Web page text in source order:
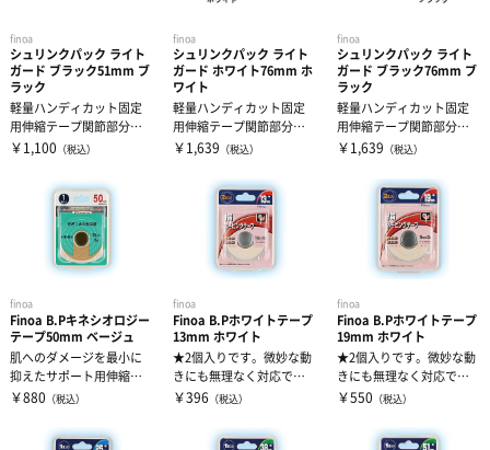
finoa
シュリンクパック ライト
ガード ブラック51mm ブ
ラック
軽量ハンディカット固定
用伸縮テープ関節部分か
ら筋肉まで、様々な部位
￥1,100 （税込）
finoa
シュリンクパック ライト
ガード ホワイト76mm ホ
ワイト
軽量ハンディカット固定
用伸縮テープ関節部分か
ら筋肉まで、様々な部位
￥1,639 （税込）
finoa
シュリンクパック ライト
ガード ブラック76mm ブ
ラック
軽量ハンディカット固定
用伸縮テープ関節部分か
ら筋肉まで、様々な部位
￥1,639 （税込）
finoa
Finoa B.Pキネシオロジー
テープ50mm ベージュ
肌へのダメージを最小に
抑えたサポート用伸縮テ
ープ。アクリル系の粘着
￥880 （税込）
finoa
Finoa B.Pホワイトテープ
13mm ホワイト
★2個入りです。微妙な動
きにも無理なく対応でき
る粘着性としなやかさを
￥396 （税込）
finoa
Finoa B.Pホワイトテープ
19mm ホワイト
★2個入りです。微妙な動
きにも無理なく対応でき
る粘着性としなやかさを
￥550 （税込）